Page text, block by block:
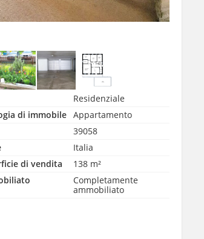
Residenziale
di immobile Appartamento
39058
Italia
di vendita
138 m²
Completamente
ammobiliato